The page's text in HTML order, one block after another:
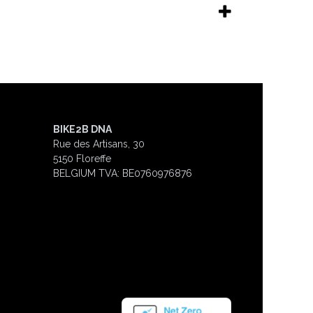
BIKE2B DNA
Rue des Artisans, 30
5150 Floreffe
BELGIUM TVA: BE0760976876